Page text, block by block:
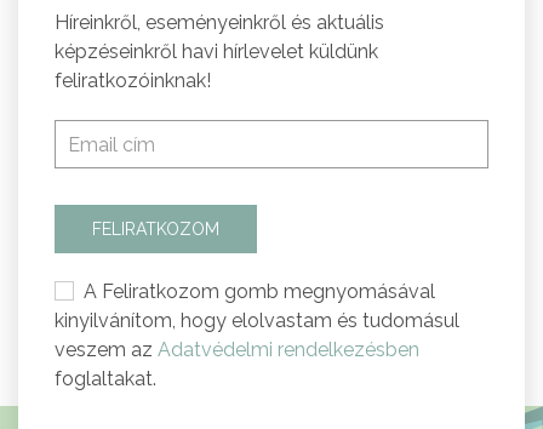
Híreinkről, eseményeinkről és aktuális
képzéseinkről havi hírlevelet küldünk
feliratkozóinknak!
FELIRATKOZOM
A Feliratkozom gomb megnyomásával
kinyilvánítom, hogy elolvastam és tudomásul
veszem az Adatvédelmi rendelkezésben
foglaltakat.